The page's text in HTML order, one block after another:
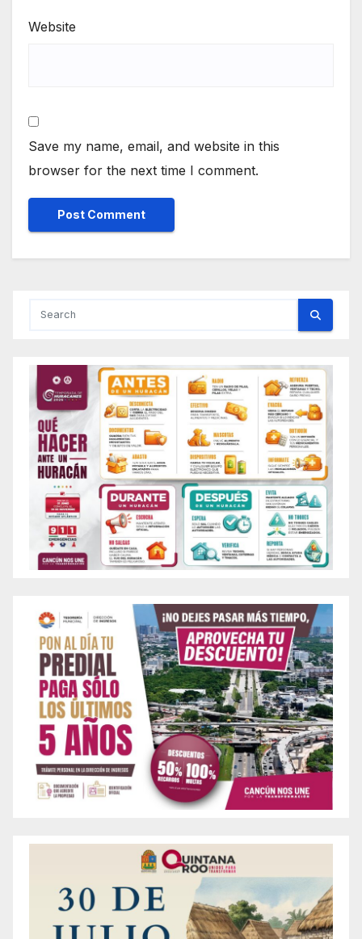
Website
Save my name, email, and website in this
browser for the next time I comment.